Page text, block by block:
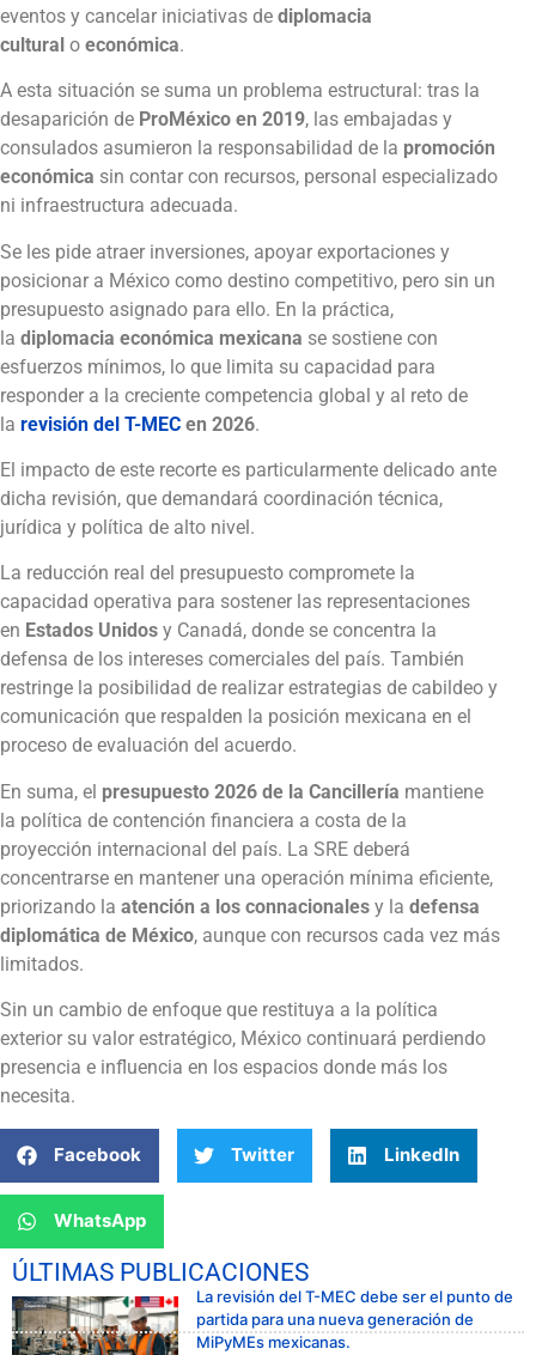
eventos y cancelar iniciativas de diplomacia
cultural o económica.
A esta situación se suma un problema estructural: tras la
desaparición de ProMéxico en 2019, las embajadas y
consulados asumieron la responsabilidad de la promoción
económica sin contar con recursos, personal especializado
ni infraestructura adecuada.
Se les pide atraer inversiones, apoyar exportaciones y
posicionar a México como destino competitivo, pero sin un
presupuesto asignado para ello. En la práctica,
la diplomacia económica mexicana se sostiene con
esfuerzos mínimos, lo que limita su capacidad para
responder a la creciente competencia global y al reto de
la revisión del T-MEC en 2026.
El impacto de este recorte es particularmente delicado ante
dicha revisión, que demandará coordinación técnica,
jurídica y política de alto nivel.
La reducción real del presupuesto compromete la
capacidad operativa para sostener las representaciones
en Estados Unidos y Canadá, donde se concentra la
defensa de los intereses comerciales del país. También
restringe la posibilidad de realizar estrategias de cabildeo y
comunicación que respalden la posición mexicana en el
proceso de evaluación del acuerdo.
En suma, el presupuesto 2026 de la Cancillería mantiene
la política de contención financiera a costa de la
proyección internacional del país. La SRE deberá
concentrarse en mantener una operación mínima eficiente,
priorizando la atención a los connacionales y la defensa
diplomática de México, aunque con recursos cada vez más
limitados.
Sin un cambio de enfoque que restituya a la política
exterior su valor estratégico, México continuará perdiendo
presencia e influencia en los espacios donde más los
necesita.
Facebook Twitter LinkedIn
WhatsApp
ÚLTIMAS PUBLICACIONES
La revisión del T-MEC debe ser el punto de
partida para una nueva generación de
MiPyMEs mexicanas.